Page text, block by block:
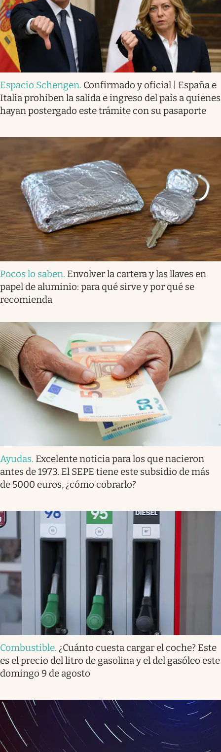
Espacio Schengen. Confirmado y oficial | España e
Italia prohíben la salida e ingreso del país a quienes
hayan postergado este trámite con su pasaporte
Pocos lo saben. Envolver la cartera y las llaves en
papel de aluminio: para qué sirve y por qué se
recomienda
Ayudas. Excelente noticia para los que nacieron
antes de 1973. El SEPE tiene este subsidio de más
de 5000 euros, ¿cómo cobrarlo?
Combustible. ¿Cuánto cuesta cargar el coche? Este
es el precio del litro de gasolina y el del gasóleo este
domingo 9 de agosto